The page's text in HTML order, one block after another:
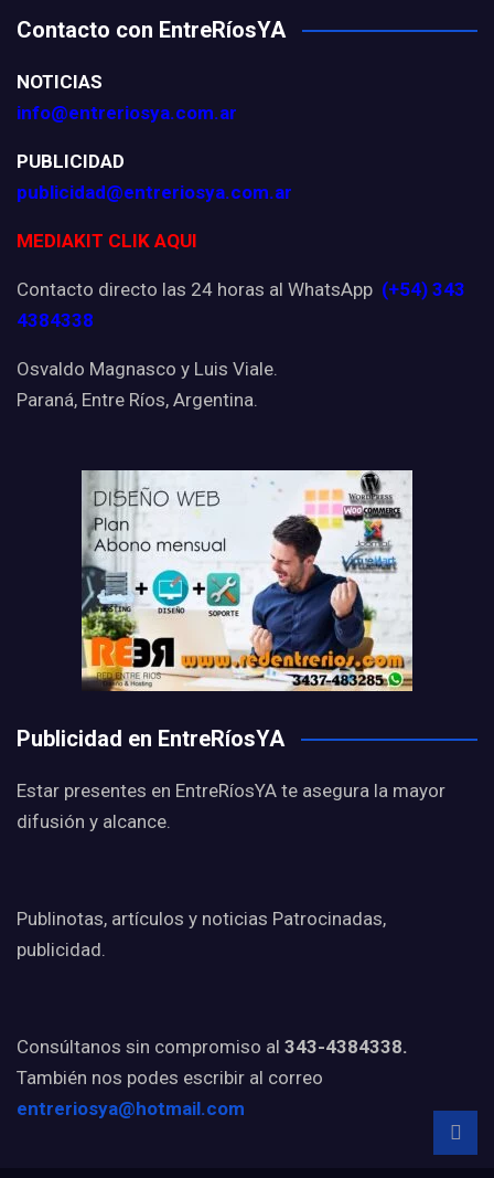
Contacto con EntreRíosYA
NOTICIAS
info@entreriosya.com.ar
PUBLICIDAD
publicidad@entreriosya.com.ar
MEDIAKIT CLIK AQUI
Contacto directo las 24 horas al WhatsApp (+54) 343
4384338
Osvaldo Magnasco y Luis Viale.
Paraná, Entre Ríos, Argentina.
Publicidad en EntreRíosYA
Estar presentes en EntreRíosYA te asegura la mayor
difusión y alcance.
Publinotas, artículos y noticias Patrocinadas,
publicidad.
Consúltanos sin compromiso al 343-4384338.
También nos podes escribir al correo
entreriosya@hotmail.com